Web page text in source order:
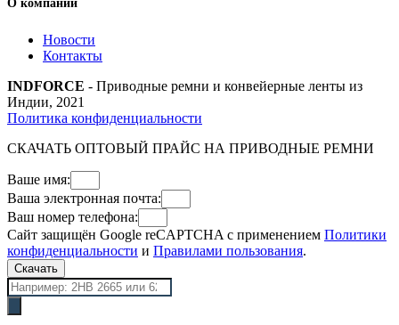
О компании
Новости
Контакты
INDFORCE - Приводные ремни и конвейерные ленты из
Индии, 2021
Политика конфиденциальности
СКАЧАТЬ ОПТОВЫЙ ПРАЙС НА ПРИВОДНЫЕ РЕМНИ
Ваше имя:
Ваша электронная почта:
Ваш номер телефона:
Сайт защищён Google reCAPTCHA с применением Политики
конфиденциальности и Правилами пользования.
Скачать
Поиск
товаров